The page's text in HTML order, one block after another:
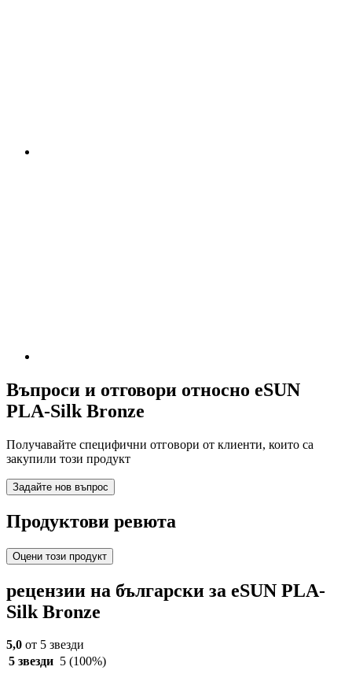
Въпроси и отговори относно eSUN
PLA-Silk Bronze
Получавайте специфични отговори от клиенти, които са
закупили този продукт
Задайте нов въпрос
Продуктови ревюта
Оцени този продукт
рецензии на български за eSUN PLA-
Silk Bronze
5,0 от 5 звезди
5 звезди 5 (100%)